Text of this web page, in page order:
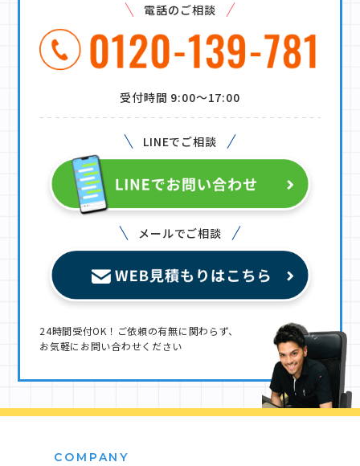
電話のご相談
受付時間 9:00〜17:00
LINEでご相談
メールでご相談
24時間受付OK！ご依頼の有無に関わらず、
お気軽にお問い合わせください
COMPANY